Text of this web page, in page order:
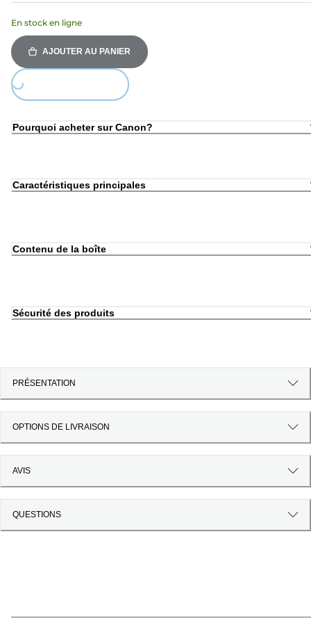
En stock en ligne
AJOUTER AU PANIER
Loading...
Pourquoi acheter sur Canon?
Caractéristiques principales
Contenu de la boîte
Sécurité des produits
PRÉSENTATION
OPTIONS DE LIVRAISON
AVIS
QUESTIONS